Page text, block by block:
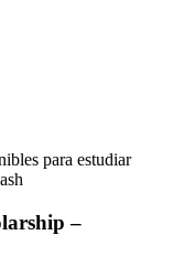
para estudiar
–